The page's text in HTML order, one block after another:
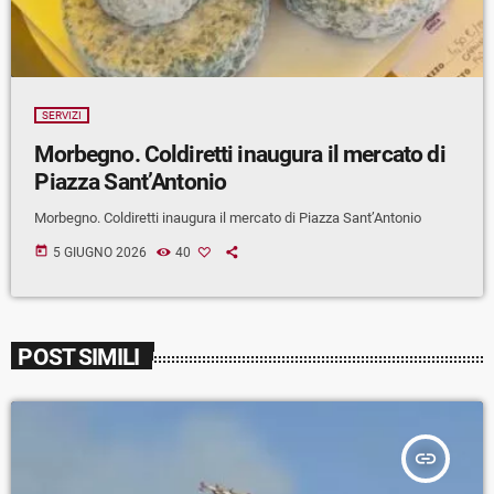
SERVIZI
Morbegno. Coldiretti inaugura il mercato di
Piazza Sant’Antonio
Morbegno. Coldiretti inaugura il mercato di Piazza Sant’Antonio
today 5 GIUGNO 2026 40
POST SIMILI
insert_link